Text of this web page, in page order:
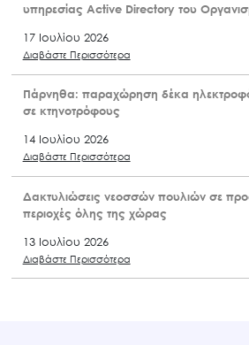
υπηρεσίας Active Directory του
17 Ιουλίου 2026
Διαβάστε Περισσότερα
Πάρνηθα: παραχώρηση δέκα
σε κτηνοτρόφους
14 Ιουλίου 2026
Διαβάστε Περισσότερα
Δακτυλιώσεις νεοσσών πουλιών σε
περιοχές όλης της χώρας
13 Ιουλίου 2026
Διαβάστε Περισσότερα